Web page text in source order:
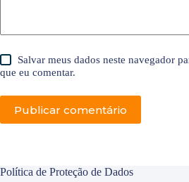
Salvar meus dados neste navegador
que eu comentar.
Publicar comentário
Política de Proteção de Dados